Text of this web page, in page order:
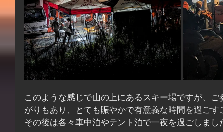
このような感じで山の上にあるスキー場ですが、
がりもあり、とても賑やかで有意義な時間を過ご
その後は各々車中泊やテント泊で一夜を過ごしまし